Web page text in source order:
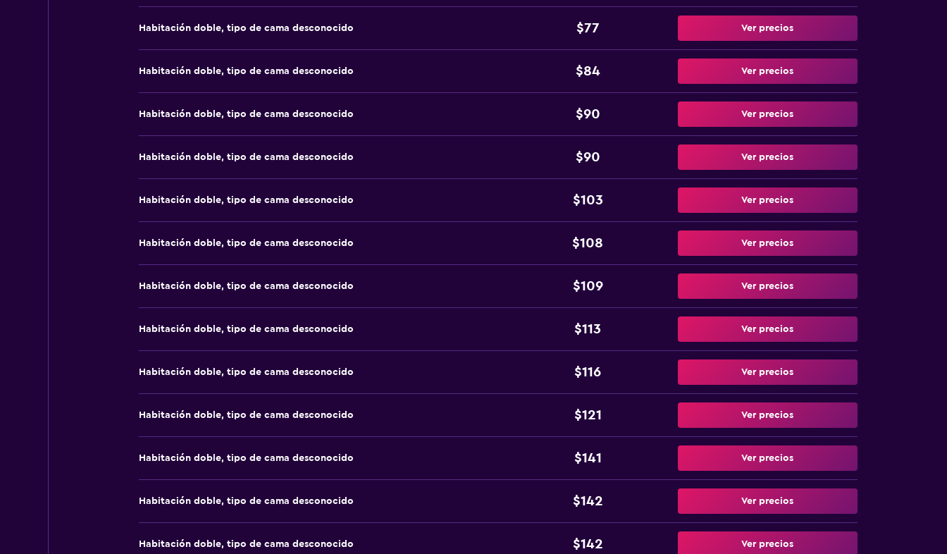
Habitación doble, tipo de cama desconocido $77 Ver precios
Habitación doble, tipo de cama desconocido $84 Ver precios
Habitación doble, tipo de cama desconocido $90 Ver precios
Habitación doble, tipo de cama desconocido $90 Ver precios
Habitación doble, tipo de cama desconocido $103 Ver precios
Habitación doble, tipo de cama desconocido $108 Ver precios
Habitación doble, tipo de cama desconocido $109 Ver precios
Habitación doble, tipo de cama desconocido $113 Ver precios
Habitación doble, tipo de cama desconocido $116 Ver precios
Habitación doble, tipo de cama desconocido $121 Ver precios
Habitación doble, tipo de cama desconocido $141 Ver precios
Habitación doble, tipo de cama desconocido $142 Ver precios
Habitación doble, tipo de cama desconocido $142 Ver precios